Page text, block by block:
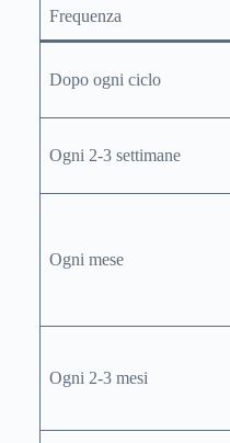
Frequenza
Dopo ogni ciclo
Ogni 2-3 settimane
Ogni mese
Ogni 2-3 mesi